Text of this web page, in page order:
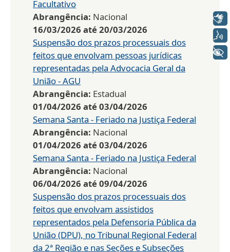
Facultativo
Abrangência: Nacional
16/03/2026 até20/03/2026
Suspensão dos prazos processuais dos
feitos que envolvam pessoas jurídicas
representadas pela Advocacia Geral da
União - AGU
Abrangência: Estadual
01/04/2026 até03/04/2026
Semana Santa - Feriado na Justiça Federal
Abrangência: Nacional
01/04/2026 até03/04/2026
Semana Santa - Feriado na Justiça Federal
Abrangência: Nacional
06/04/2026 até09/04/2026
Suspensão dos prazos processuais dos
feitos que envolvam assistidos
representados pela Defensoria Pública da
União (DPU), no Tribunal Regional Federal
da 2ª Região e nas Seções e Subseções
+ Acessibilidade